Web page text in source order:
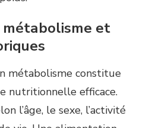
et
métabolisme constitue
nutritionnelle efficace.
l’âge, le sexe, l’activité